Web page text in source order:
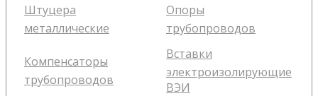
Штуцера
металлические
Опоры
трубопроводов
Компенсаторы
трубопроводов
Вставки
электроизолирующие
ВЭИ